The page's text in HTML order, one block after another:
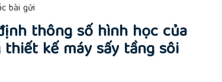
bài gửi
thông số hình học của
kế máy sấy tầng sôi